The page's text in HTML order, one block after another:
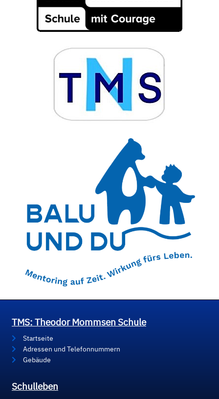
TMS: Theodor Mommsen Schule
Startseite
Adressen und Telefonnummern
Gebäude
Schulleben